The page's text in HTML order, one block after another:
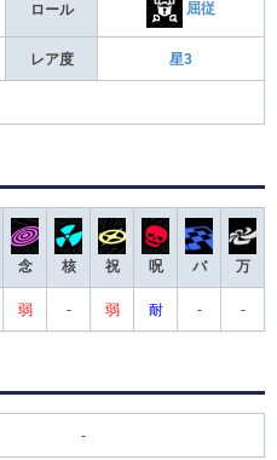
ロール 屈従
レア度 星3
念 核 祝 呪 バ 万
弱 - 弱 耐 - -
-